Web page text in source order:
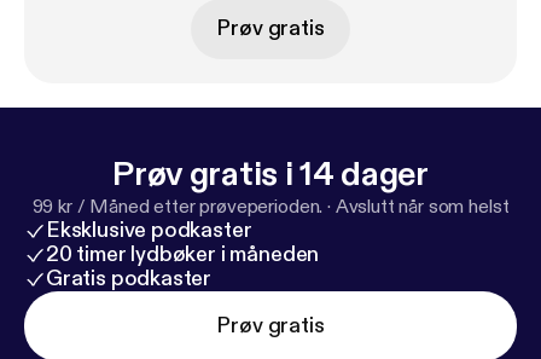
Prøv gratis
Prøv gratis i 14 dager
99 kr / Måned etter prøveperioden. · Avslutt når som helst
Eksklusive podkaster
20 timer lydbøker i måneden
Gratis podkaster
Prøv gratis